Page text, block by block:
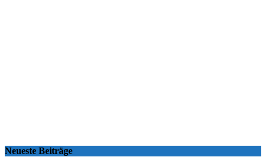
Neueste Beiträge